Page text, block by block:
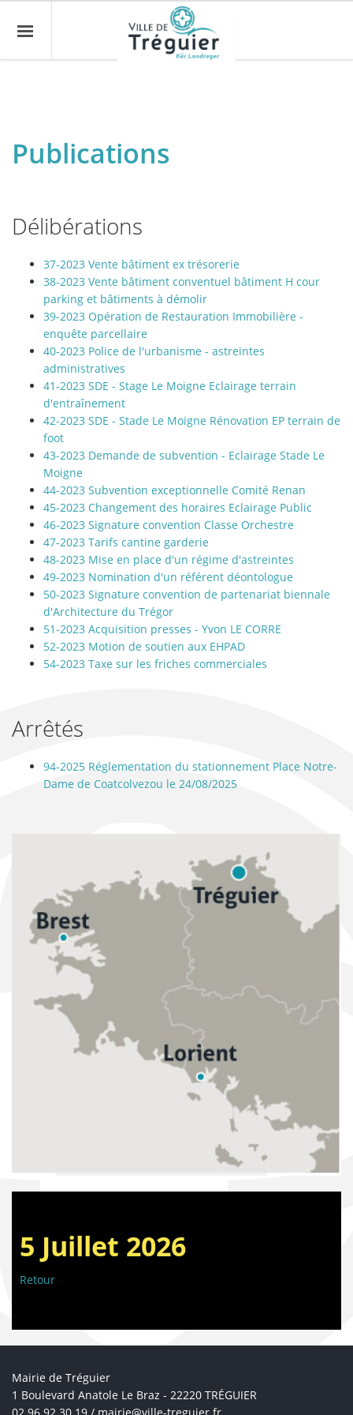
Publications
Délibérations
37-2023 Vente bâtiment ex trésorerie
38-2023 Vente bâtiment conventuel bâtiment H cour
parking et bâtiments à démolir
39-2023 Opération de Restauration Immobilière -
enquête parcellaire
40-2023 Police de l'urbanisme - astreintes
administratives
41-2023 SDE - Stage Le Moigne Eclairage terrain
d'entraînement
42-2023 SDE - Stade Le Moigne Rénovation EP terrain de
foot
43-2023 Demande de subvention - Eclairage Stade Le
Moigne
44-2023 Subvention exceptionnelle Comité Renan
45-2023 Changement des horaires Eclairage Public
46-2023 Signature convention Classe Orchestre
47-2023 Tarifs cantine garderie
48-2023 Mise en place d'un régime d'astreintes
49-2023 Nomination d'un référent déontologue
50-2023 Signature convention de partenariat biennale
d'Architecture du Trégor
51-2023 Acquisition presses - Yvon LE CORRE
52-2023 Motion de soutien aux EHPAD
54-2023 Taxe sur les friches commerciales
Arrêtés
94-2025 Réglementation du stationnement Place Notre-
Dame de Coatcolvezou le 24/08/2025
5 Juillet 2026
Retour
Mairie de Tréguier
1 Boulevard Anatole Le Braz - 22220 TRÉGUIER